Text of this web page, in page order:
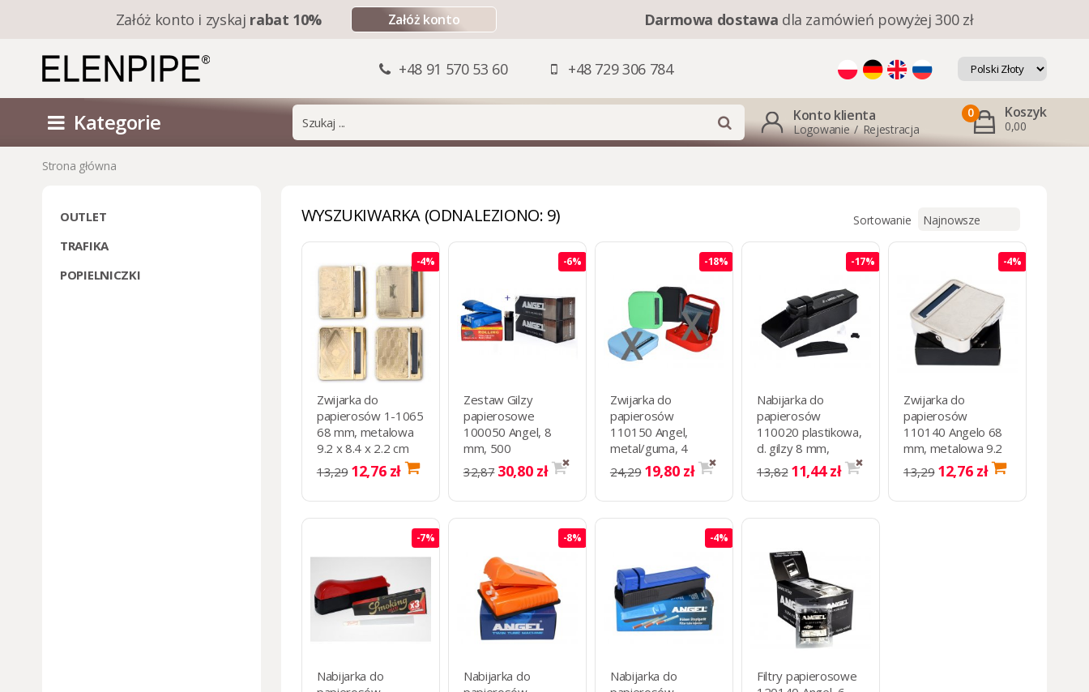
Załóż konto i zyskaj rabat 10% Załóż konto Darmowa dostawa dla zamówień powyżej 300 zł
+48 91 570 53 60 +48 729 306 784
Kategorie Konto klienta
Logowanie / Rejestracja
0 Koszyk
0,00
Strona główna
OUTLET
TRAFIKA
POPIELNICZKI
Sortowanie
WYSZUKIWARKA (ODNALEZIONO: 9)
-4%
Zwijarka do
papierosów 1-1065
68 mm, metalowa
9.2 x 8.4 x 2.2 cm
13,29 12,76 zł
-6%
Zestaw Gilzy
papierosowe
100050 Angel, 8
mm, 500
szt./op.+Nabijarka
do papierosów 1-
1161+zapalniczka
32,87 30,80 zł
-18%
Zwijarka do
papierosów
110150 Angel,
metal/guma, 4
kolory 70 mm
24,29 19,80 zł
-17%
Nabijarka do
papierosów
110020 plastikowa,
d. gilzy 8 mm,
czarna STANDART
13,82 11,44 zł
-4%
Zwijarka do
papierosów
110140 Angelo 68
mm, metalowa 9.2
x 8.4 x 2.2 cm
13,29 12,76 zł
-7%
Nabijarka do
-8%
Nabijarka do
-4%
Nabijarka do
Filtry papierosowe